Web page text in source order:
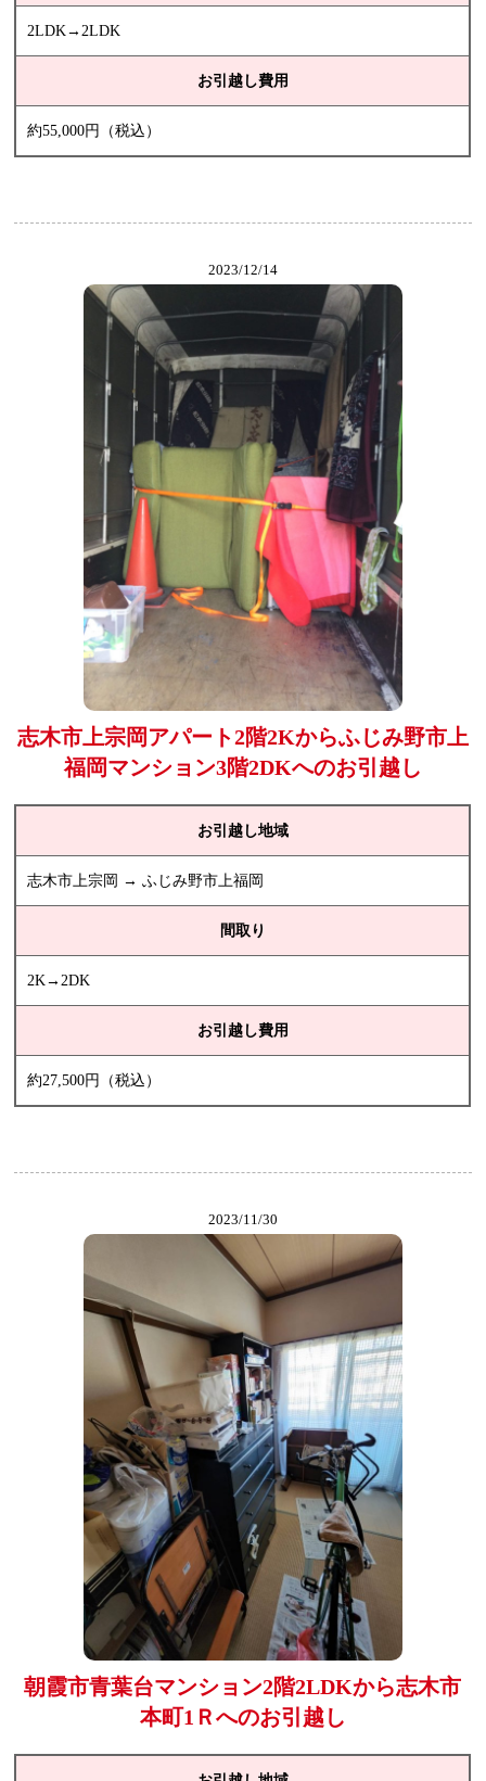
2LDK→2LDK
お引越し費用
約55,000円（税込）
2023/12/14
志木市上宗岡アパート2階2Kからふじみ野市上
福岡マンション3階2DKへのお引越し
お引越し地域
志木市上宗岡 → ふじみ野市上福岡
間取り
2K→2DK
お引越し費用
約27,500円（税込）
2023/11/30
朝霞市青葉台マンション2階2LDKから志木市
本町1Ｒへのお引越し